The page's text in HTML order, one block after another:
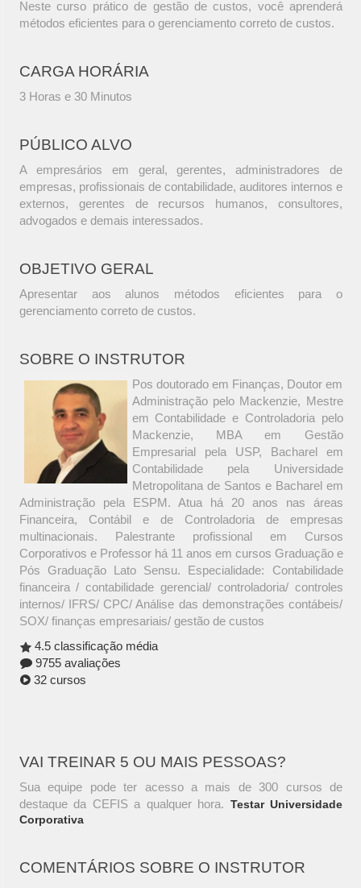
Neste curso prático de gestão de custos, você aprenderá
métodos eficientes para o gerenciamento correto de custos.
CARGA HORÁRIA
3 Horas e 30 Minutos
PÚBLICO ALVO
A empresários em geral, gerentes, administradores de
empresas, profissionais de contabilidade, auditores internos e
externos, gerentes de recursos humanos, consultores,
advogados e demais interessados.
OBJETIVO GERAL
Apresentar aos alunos métodos eficientes para o
gerenciamento correto de custos.
SOBRE O INSTRUTOR
Pos doutorado em Finanças, Doutor em
Administração pelo Mackenzie, Mestre
em Contabilidade e Controladoria pelo
Mackenzie, MBA em Gestão
Empresarial pela USP, Bacharel em
Contabilidade pela Universidade
Metropolitana de Santos e Bacharel em
Administração pela ESPM. Atua há 20 anos nas áreas
Financeira, Contábil e de Controladoria de empresas
multinacionais. Palestrante profissional em Cursos
Corporativos e Professor há 11 anos em cursos Graduação e
Pós Graduação Lato Sensu. Especialidade: Contabilidade
financeira / contabilidade gerencial/ controladoria/ controles
internos/ IFRS/ CPC/ Análise das demonstrações contábeis/
SOX/ finanças empresariais/ gestão de custos
4.5 classificação média
9755 avaliações
32 cursos
VAI TREINAR 5 OU MAIS PESSOAS?
Sua equipe pode ter acesso a mais de 300 cursos de
destaque da CEFIS a qualquer hora. Testar Universidade
Corporativa
COMENTÁRIOS SOBRE O INSTRUTOR